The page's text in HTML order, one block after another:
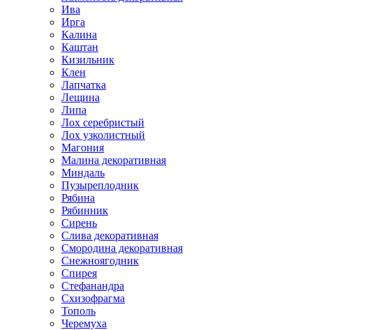
Ива
Ирга
Калина
Каштан
Кизильник
Клен
Лапчатка
Лещина
Липа
Лох серебристый
Лох узколистный
Магония
Малина декоративная
Миндаль
Пузыреплодник
Рябина
Рябинник
Сирень
Слива декоративная
Смородина декоративная
Снежноягодник
Спирея
Стефанандра
Схизофрагма
Тополь
Черемуха